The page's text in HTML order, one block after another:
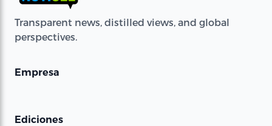
Transparent news, distilled views, and global
perspectives.
Empresa
Ediciones